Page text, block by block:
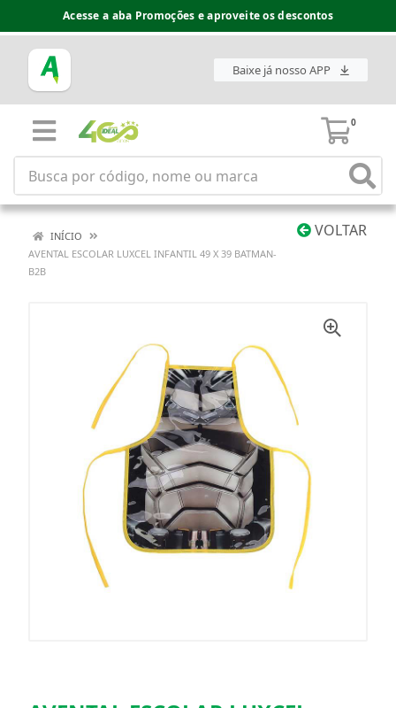
Acesse a aba Promoções e aproveite os descontos
Baixe já nosso APP
0
VOLTAR
INÍCIO
AVENTAL ESCOLAR LUXCEL INFANTIL 49 X 39 BATMAN-
B2B